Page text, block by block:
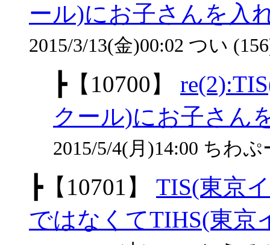
ール)にお子さんを入
2015/3/13(金)00:02 つい
┣【10700】
クール)にお子さん
2015/5/4(月)14:00 ちわぷ
┣【10701】
TIS(東京
ではなくてTIHS(東京